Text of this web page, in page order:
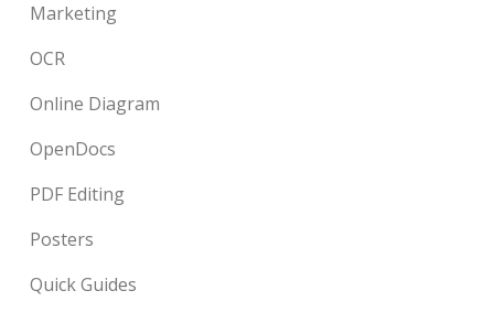
Marketing
OCR
Online Diagram
OpenDocs
PDF Editing
Posters
Quick Guides